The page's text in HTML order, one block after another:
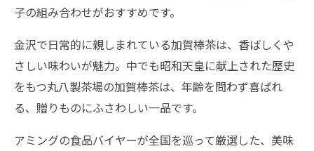
子の組み合わせがおすすめです。
金沢で日常的に親しまれている加賀棒茶は、香ばしくや
さしい味わいが魅力。中でも昭和天皇に献上された歴史
をもつ丸八製茶場の加賀棒茶は、年齢を問わず喜ばれ
る、贈りものにふさわしい一品です。
アミングの食品バイヤーが全国を巡って厳選した、美味